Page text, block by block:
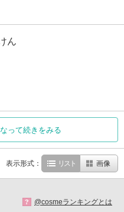
ん
って続きをみる
表示形式： リスト 画像
? @cosmeランキングとは